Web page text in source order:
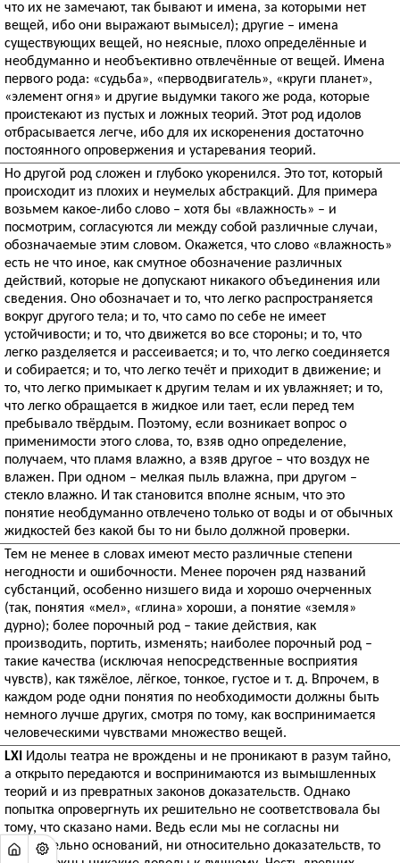
что их не замечают, так бывают и имена, за которыми нет
вещей, ибо они выражают вымысел); другие – имена
существующих вещей, но неясные, плохо определённые и
необдуманно и необъективно отвлечённые от вещей. Имена
первого рода: «судьба», «перводвигатель», «круги планет»,
«элемент огня» и другие выдумки такого же рода, которые
проистекают из пустых и ложных теорий. Этот род идолов
отбрасывается легче, ибо для их искоренения достаточно
постоянного опровержения и устаревания теорий.
Но другой род сложен и глубоко укоренился. Это тот, который
происходит из плохих и неумелых абстракций. Для примера
возьмем какое-либо слово – хотя бы «влажность» – и
посмотрим, согласуются ли между собой различные случаи,
обозначаемые этим словом. Окажется, что слово «влажность»
есть не что иное, как смутное обозначение различных
действий, которые не допускают никакого объединения или
сведения. Оно обозначает и то, что легко распространяется
вокруг другого тела; и то, что само по себе не имеет
устойчивости; и то, что движется во все стороны; и то, что
легко разделяется и рассеивается; и то, что легко соединяется
и собирается; и то, что легко течёт и приходит в движение; и
то, что легко примыкает к другим телам и их увлажняет; и то,
что легко обращается в жидкое или тает, если перед тем
пребывало твёрдым. Поэтому, если возникает вопрос о
применимости этого слова, то, взяв одно определение,
получаем, что пламя влажно, а взяв другое – что воздух не
влажен. При одном – мелкая пыль влажна, при другом –
стекло влажно. И так становится вполне ясным, что это
понятие необдуманно отвлечено только от воды и от обычных
жидкостей без какой бы то ни было должной проверки.
Тем не менее в словах имеют место различные степени
негодности и ошибочности. Менее порочен ряд названий
субстанций, особенно низшего вида и хорошо очерченных
(так, понятия «мел», «глина» хороши, а понятие «земля»
дурно); более порочный род – такие действия, как
производить, портить, изменять; наиболее порочный род –
такие качества (исключая непосредственные восприятия
чувств), как тяжёлое, лёгкое, тонкое, густое и т. д. Впрочем, в
каждом роде одни понятия по необходимости должны быть
немного лучше других, смотря по тому, как воспринимается
человеческими чувствами множество вещей.
LXI
Идолы театра не врождены и не проникают в разум тайно,
а открыто передаются и воспринимаются из вымышленных
теорий и из превратных законов доказательств. Однако
попытка опровергнуть их решительно не соответствовала бы
тому, что сказано нами. Ведь если мы не согласны ни
относительно оснований, ни относительно доказательств, то